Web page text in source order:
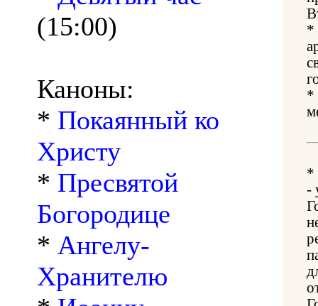
(15:00)
Каноны:
* Покаянный ко
Христу
* Пресвятой
Богородице
* Ангелу-
Хранителю
*
*
*
-